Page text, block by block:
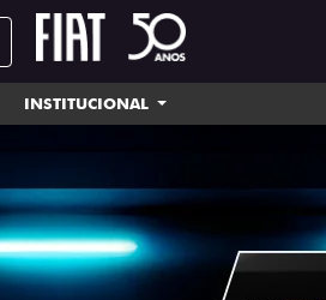
INSTITUCIONAL